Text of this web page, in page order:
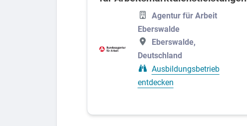
Agentur für Arbeit
Eberswalde
Eberswalde,
Deutschland
Ausbildungsbetrieb
entdecken